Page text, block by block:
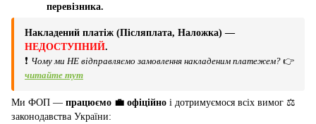
перевізника.
Накладений платіж (Післяплата, Наложка) —
НЕДОСТУПНИЙ.
❗ Чому ми НЕ відправляємо замовлення накладеним платежем? 👉
читайте тут
Ми ФОП — працюємо 💼 офіційно і дотримуємося всіх вимог ⚖️
законодавства України: